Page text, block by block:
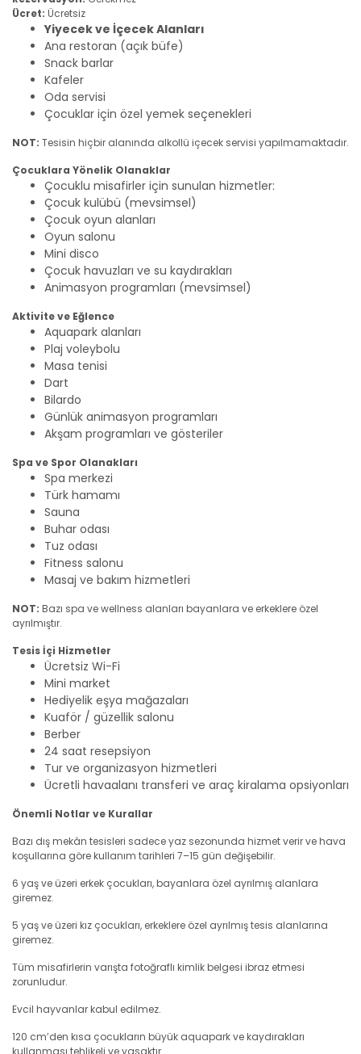
Ücret: Ücretsiz
Yiyecek ve İçecek Alanları
Ana restoran (açık büfe)
Snack barlar
Kafeler
Oda servisi
Çocuklar için özel yemek seçenekleri
NOT: Tesisin hiçbir alanında alkollü içecek servisi yapılmamaktadır.
Çocuklara Yönelik Olanaklar
Çocuklu misafirler için sunulan hizmetler:
Çocuk kulübü (mevsimsel)
Çocuk oyun alanları
Oyun salonu
Mini disco
Çocuk havuzları ve su kaydırakları
Animasyon programları (mevsimsel)
Aktivite ve Eğlence
Aquapark alanları
Plaj voleybolu
Masa tenisi
Dart
Bilardo
Günlük animasyon programları
Akşam programları ve gösteriler
Spa ve Spor Olanakları
Spa merkezi
Türk hamamı
Sauna
Buhar odası
Tuz odası
Fitness salonu
Masaj ve bakım hizmetleri
NOT: Bazı spa ve wellness alanları bayanlara ve erkeklere özel
ayrılmıştır.
Tesis İçi Hizmetler
Ücretsiz Wi-Fi
Mini market
Hediyelik eşya mağazaları
Kuaför / güzellik salonu
Berber
24 saat resepsiyon
Tur ve organizasyon hizmetleri
Ücretli havaalanı transferi ve araç kiralama opsiyonları
Önemli Notlar ve Kurallar
Bazı dış mekân tesisleri sadece yaz sezonunda hizmet verir ve hava
koşullarına göre kullanım tarihleri 7–15 gün değişebilir.
6 yaş ve üzeri erkek çocukları, bayanlara özel ayrılmış alanlara
giremez.
5 yaş ve üzeri kız çocukları, erkeklere özel ayrılmış tesis alanlarına
giremez.
Tüm misafirlerin varışta fotoğraflı kimlik belgesi ibraz etmesi
zorunludur.
Evcil hayvanlar kabul edilmez.
120 cm’den kısa çocukların büyük aquapark ve kaydırakları
kullanması tehlikeli ve yasaktır.